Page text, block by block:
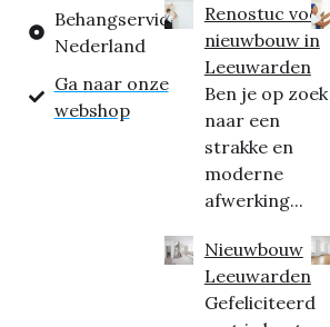
Behangservice
Nederland
Ga naar onze
webshop
Renostuc voor
nieuwbouw in
Leeuwarden
Ben je op zoek
naar een
strakke en
moderne
afwerking...
Nieuwbouw
Leeuwarden
Gefeliciteerd